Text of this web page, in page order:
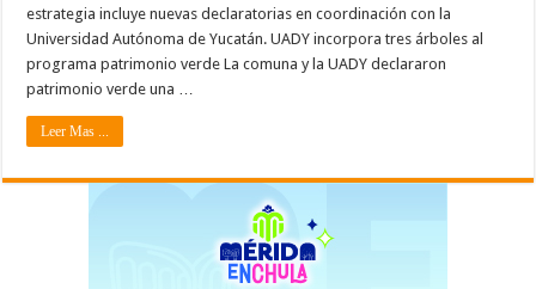
estrategia incluye nuevas declaratorias en coordinación con la
Universidad Autónoma de Yucatán. UADY incorpora tres árboles al
programa patrimonio verde La comuna y la UADY declararon
patrimonio verde una …
Leer Mas ...